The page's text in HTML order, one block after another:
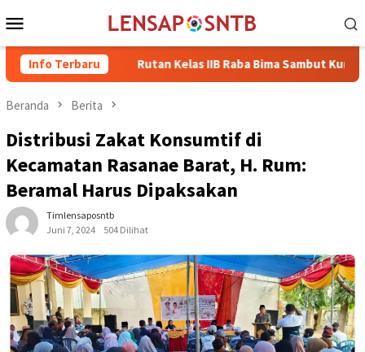
ke
Mobile
Info Terbaru
Rutan Kelas IIB Raba Bima Sambut Kunjungan Pj. Wali
Beranda Berita
Distribusi Zakat Konsumtif di
Kecamatan Rasanae Barat, H. Rum:
Beramal Harus Dipaksakan
Timlensaposntb
Juni 7, 2024
504 Dilihat